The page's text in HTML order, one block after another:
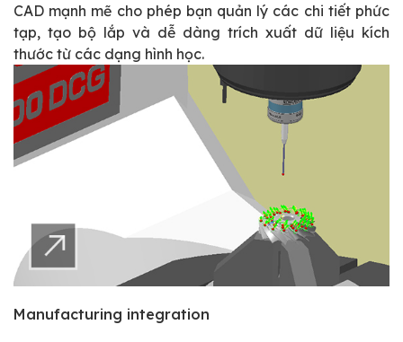
CAD mạnh mẽ cho phép bạn quản lý các chi tiết phức
tạp, tạo bộ lắp và dễ dàng trích xuất dữ liệu kích
thước từ các dạng hình học.
Manufacturing integration